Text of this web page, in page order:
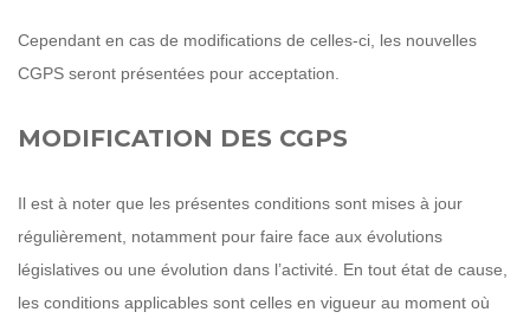
Cependant en cas de modifications de celles-ci, les nouvelles
CGPS seront présentées pour acceptation.
MODIFICATION DES CGPS
Il est à noter que les présentes conditions sont mises à jour
régulièrement, notamment pour faire face aux évolutions
législatives ou une évolution dans l’activité. En tout état de cause,
les conditions applicables sont celles en vigueur au moment où